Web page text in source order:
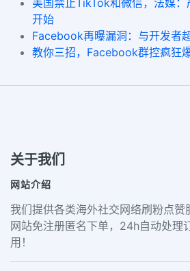
美国禁止TikTok和微信，法媒：
开始
Facebook再曝漏洞：与开发者
教你三招，Facebook群控疯狂爆
关于我们
网站介绍
我们提供各类海外社交网络刷粉点赞
网站免注册匿名下单，24h自动处理
用！